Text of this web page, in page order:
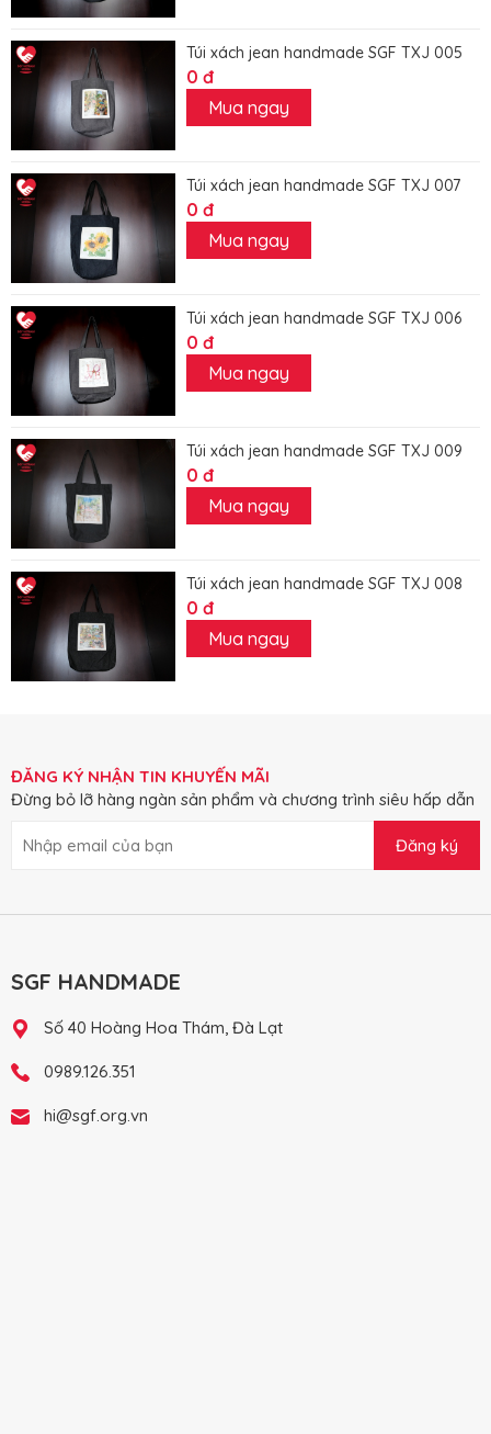
Túi xách jean handmade SGF TXJ 005
0 đ
Mua ngay
Túi xách jean handmade SGF TXJ 007
0 đ
Mua ngay
Túi xách jean handmade SGF TXJ 006
0 đ
Mua ngay
Túi xách jean handmade SGF TXJ 009
0 đ
Mua ngay
Túi xách jean handmade SGF TXJ 008
0 đ
Mua ngay
ĐĂNG KÝ NHẬN TIN KHUYẾN MÃI
Đừng bỏ lỡ hàng ngàn sản phẩm và chương trình siêu hấp dẫn
Đăng ký
SGF HANDMADE
Số 40 Hoàng Hoa Thám, Đà Lạt
0989.126.351
hi@sgf.org.vn